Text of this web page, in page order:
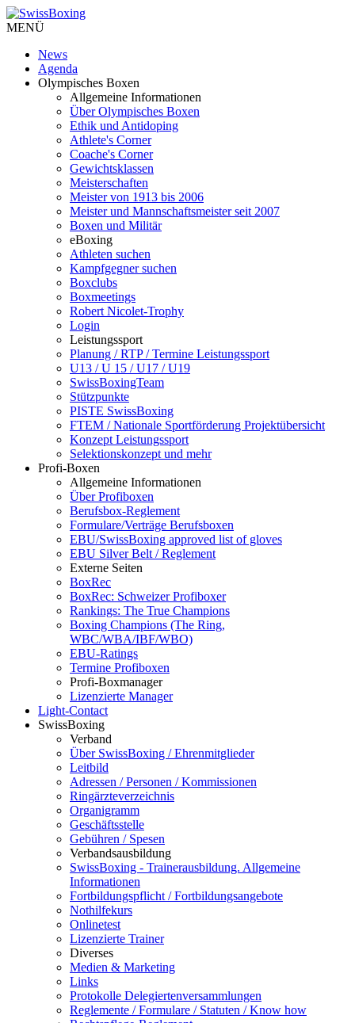
MENÜ
News
Agenda
Olympisches Boxen
Allgemeine Informationen
Über Olympisches Boxen
Ethik und Antidoping
Athlete's Corner
Coache's Corner
Gewichtsklassen
Meisterschaften
Meister von 1913 bis 2006
Meister und Mannschaftsmeister seit 2007
Boxen und Militär
eBoxing
Athleten suchen
Kampfgegner suchen
Boxclubs
Boxmeetings
Robert Nicolet-Trophy
Login
Leistungssport
Planung / RTP / Termine Leistungssport
U13 / U 15 / U17 / U19
SwissBoxingTeam
Stützpunkte
PISTE SwissBoxing
FTEM / Nationale Sportförderung Projektübersicht
Konzept Leistungssport
Selektionskonzept und mehr
Profi-Boxen
Allgemeine Informationen
Über Profiboxen
Berufsbox-Reglement
Formulare/Verträge Berufsboxen
EBU/SwissBoxing approved list of gloves
EBU Silver Belt / Reglement
Externe Seiten
BoxRec
BoxRec: Schweizer Profiboxer
Rankings: The True Champions
Boxing Champions (The Ring,
WBC/WBA/IBF/WBO)
EBU-Ratings
Termine Profiboxen
Profi-Boxmanager
Lizenzierte Manager
Light-Contact
SwissBoxing
Verband
Über SwissBoxing / Ehrenmitglieder
Leitbild
Adressen / Personen / Kommissionen
Ringärzteverzeichnis
Organigramm
Geschäftsstelle
Gebühren / Spesen
Verbandsausbildung
SwissBoxing - Trainerausbildung. Allgemeine
Informationen
Fortbildungspflicht / Fortbildungsangebote
Nothilfekurs
Onlinetest
Lizenzierte Trainer
Diverses
Medien & Marketing
Links
Protokolle Delegiertenversammlungen
Reglemente / Formulare / Statuten / Know how